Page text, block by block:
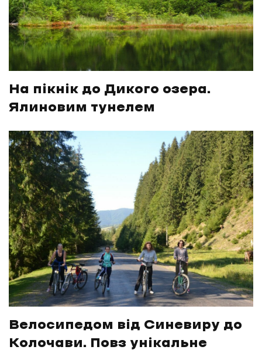
На пікнік до Дикого озера.
Ялиновим тунелем
Велосипедом від Синевиру до
Колочави. Повз унікальне